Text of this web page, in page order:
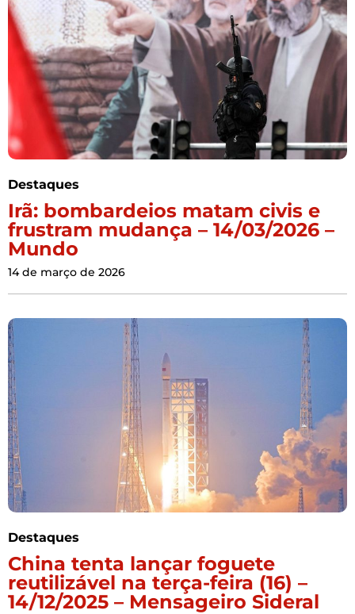
Destaques
Irã: bombardeios matam civis e
frustram mudança – 14/03/2026 –
Mundo
14 de março de 2026
Destaques
China tenta lançar foguete
reutilizável na terça-feira (16) –
14/12/2025 – Mensageiro Sideral